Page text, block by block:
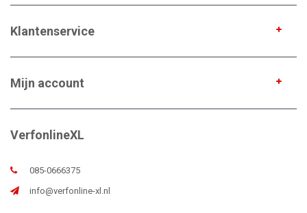
Klantenservice
Mijn account
VerfonlineXL
085-0666375
info@verfonline-xl.nl